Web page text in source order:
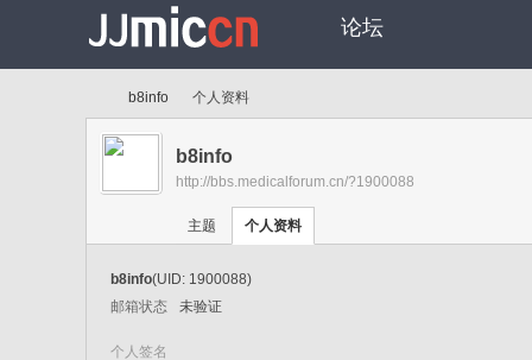
论坛
›
b8info 个人资料
b8info
http://bbs.medicalforum.cn/?1900088
主题 个人资料
b8info(UID: 1900088)
邮箱状态
未验证
个人签名